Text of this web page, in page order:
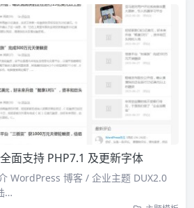
面支持 PHP7.1 及更新字体
WordPress 博客 / 企业主题 DUX2.0
…